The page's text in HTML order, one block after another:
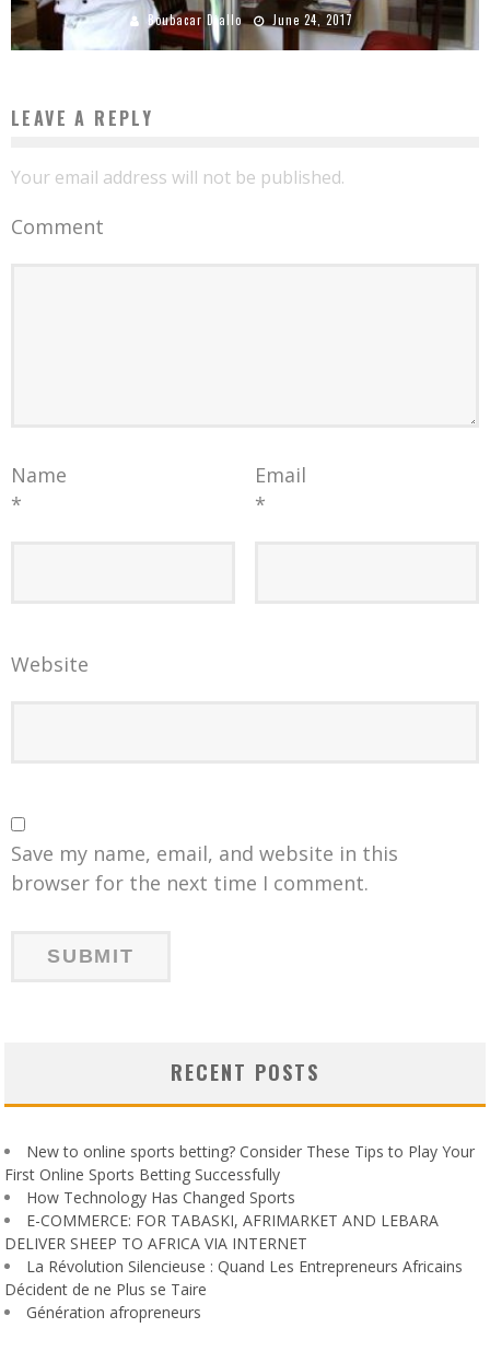
Boubacar Diallo June 24, 2017
LEAVE A REPLY
Your email address will not be published.
Comment
Name
*
Email
*
Website
Save my name, email, and website in this
browser for the next time I comment.
RECENT POSTS
New to online sports betting? Consider These Tips to Play Your
First Online Sports Betting Successfully
How Technology Has Changed Sports
E-COMMERCE: FOR TABASKI, AFRIMARKET AND LEBARA
DELIVER SHEEP TO AFRICA VIA INTERNET
La Révolution Silencieuse : Quand Les Entrepreneurs Africains
Décident de ne Plus se Taire
Génération afropreneurs